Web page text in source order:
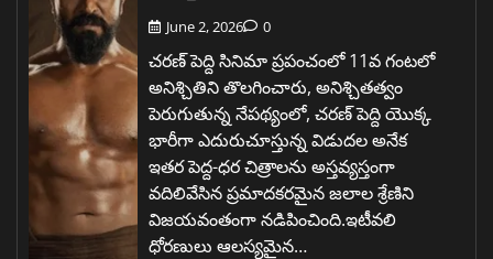
June 2, 2026 0
చరణ్ పెద్ది సినిమా ప్రపంచంలో 11వ గంటలో
అనిశ్చితిని తొలగించారు, అనిశ్చితత్వం
పెరుగుతున్న నేపథ్యంలో, చరణ్ పెద్ది యొక్క
భారీగా ఎదురుచూస్తున్న విడుదల అనేక
ఇతర పెద్ద-ధర చిత్రాలను అస్తవ్యస్తంగా
వదిలివేసిన ప్రమాదకరమైన జలాల శ్రేణిని
విజయవంతంగా నడిపించింది.ఇటీవలి
ధోరణులు ఆలస్యమైన…